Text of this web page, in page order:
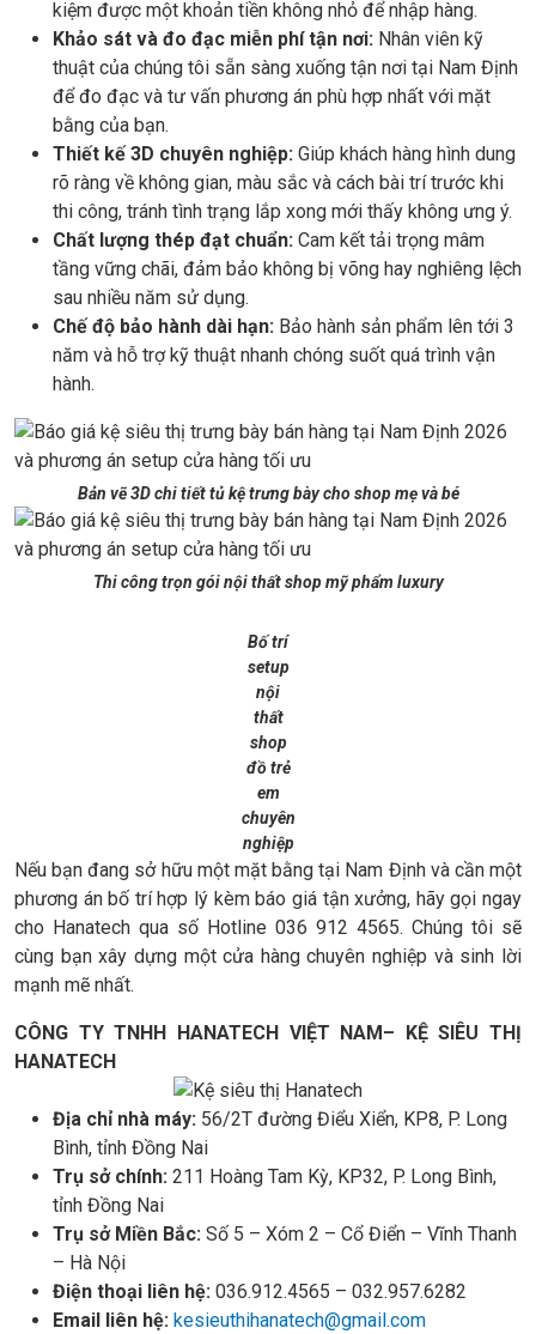
kiệm được một khoản tiền không nhỏ để nhập hàng.
Khảo sát và đo đạc miễn phí tận nơi: Nhân viên kỹ
thuật của chúng tôi sẵn sàng xuống tận nơi tại Nam Định
để đo đạc và tư vấn phương án phù hợp nhất với mặt
bằng của bạn.
Thiết kế 3D chuyên nghiệp: Giúp khách hàng hình dung
rõ ràng về không gian, màu sắc và cách bài trí trước khi
thi công, tránh tình trạng lắp xong mới thấy không ưng ý.
Chất lượng thép đạt chuẩn: Cam kết tải trọng mâm
tầng vững chãi, đảm bảo không bị võng hay nghiêng lệch
sau nhiều năm sử dụng.
Chế độ bảo hành dài hạn: Bảo hành sản phẩm lên tới 3
năm và hỗ trợ kỹ thuật nhanh chóng suốt quá trình vận
hành.
Bản vẽ 3D chi tiết tủ kệ trưng bày cho shop mẹ và bé
Thi công trọn gói nội thất shop mỹ phẩm luxury
Bố trí
setup
nội
thất
shop
đồ trẻ
em
chuyên
nghiệp
Nếu bạn đang sở hữu một mặt bằng tại Nam Định và cần một
phương án bố trí hợp lý kèm báo giá tận xưởng, hãy gọi ngay
cho Hanatech qua số Hotline 036 912 4565. Chúng tôi sẽ
cùng bạn xây dựng một cửa hàng chuyên nghiệp và sinh lời
mạnh mẽ nhất.
CÔNG TY TNHH HANATECH VIỆT NAM– KỆ SIÊU THỊ
HANATECH
Địa chỉ nhà máy: 56/2T đường Điểu Xiển, KP8, P. Long
Bình, tỉnh Đồng Nai
Trụ sở chính: 211 Hoàng Tam Kỳ, KP32, P. Long Bình,
tỉnh Đồng Nai
Trụ sở Miền Bắc: Số 5 – Xóm 2 – Cổ Điển – Vĩnh Thanh
– Hà Nội
Điện thoại liên hệ: 036.912.4565 – 032.957.6282
Email liên hệ: kesieuthihanatech@gmail.com